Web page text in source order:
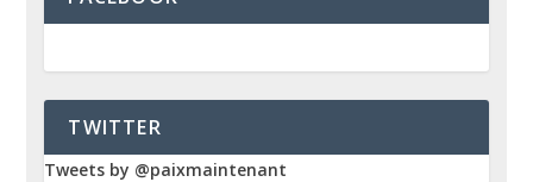
TWITTER
Tweets by @paixmaintenant